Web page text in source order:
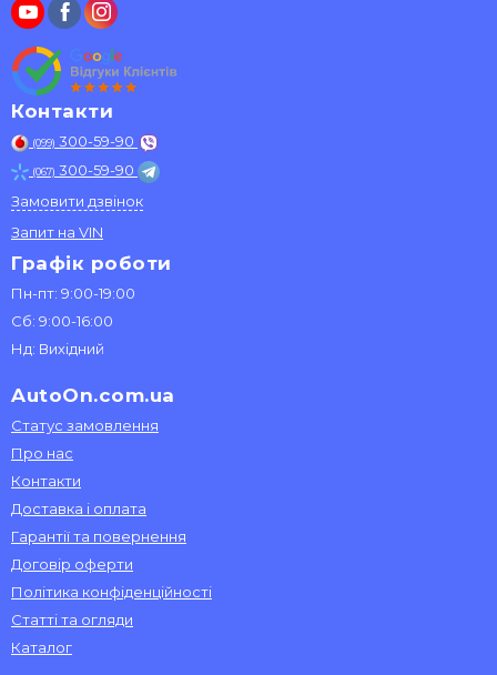
Контакти
(099) 300-59-90
(067) 300-59-90
Замовити дзвінок
Запит на VIN
Графік роботи
Пн-пт: 9:00-19:00
Сб: 9:00-16:00
Нд: Вихідний
AutoOn.com.ua
Статус замовлення
Про нас
Контакти
Доставка і оплата
Гарантії та повернення
Договір оферти
Політика конфіденційності
Статті та огляди
Каталог